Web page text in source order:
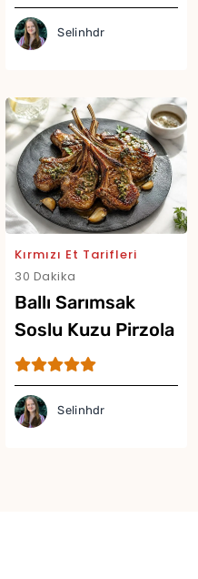
Selinhdr
Kırmızı Et Tarifleri
30 Dakika
Ballı Sarımsak
Soslu Kuzu Pirzola
Tarifi
Selinhdr